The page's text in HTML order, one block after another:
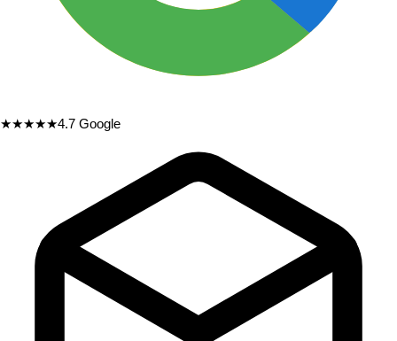
★★★★★4.7 Google